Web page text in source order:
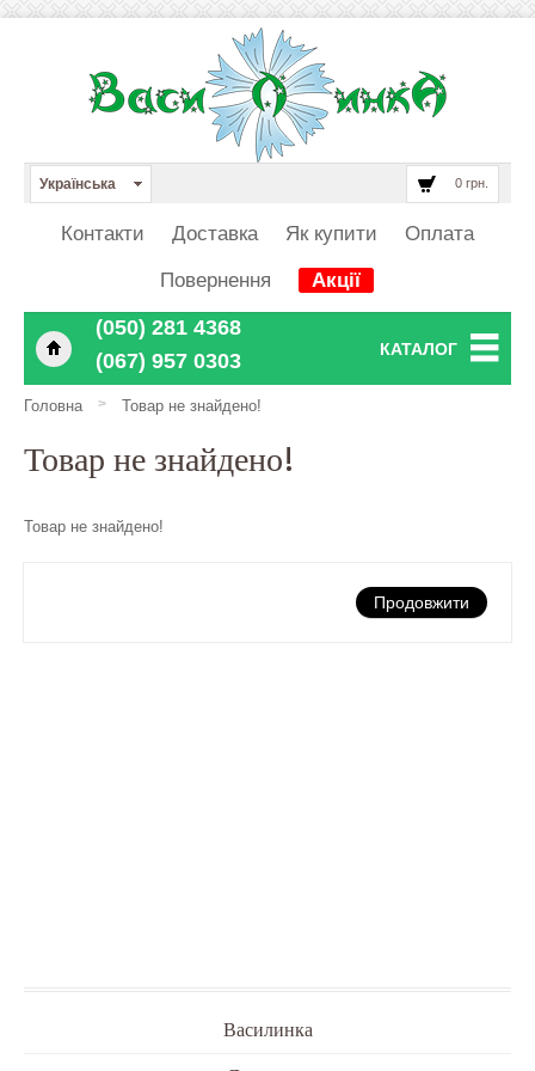
0 грн.
Українська
Контакти Доставка Як купити Оплата
Повернення Акції
‎‎‎‎‎(050) 281 4368
‎‎‎‎‎(067) 957 0303
КАТАЛОГ
Головна > Товар не знайдено!
Товар не знайдено!
Товар не знайдено!
Продовжити
Василинка